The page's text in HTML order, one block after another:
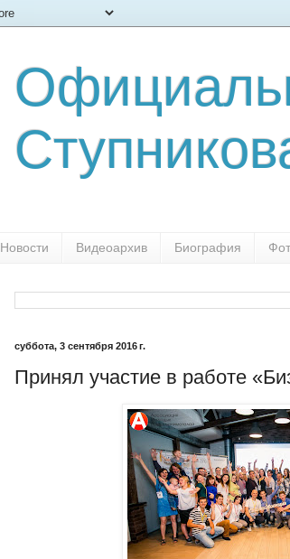
Новости Видеоархив Биография
суббота, 3 сентября 2016 г.
Принял участие в работе